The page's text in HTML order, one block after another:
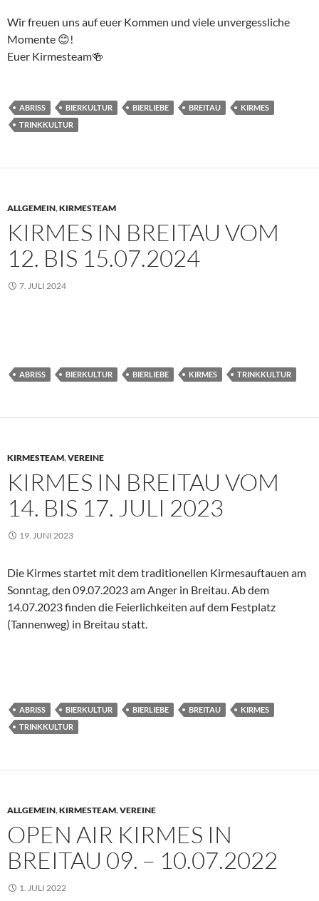
Wir freuen uns auf euer Kommen und viele unvergessliche
Momente 😊!
Euer Kirmesteam🍻
ABRISS BIERKULTUR BIERLIEBE BREITAU
KIRMES
TRINKKULTUR
ALLGEMEIN,KIRMESTEAM
KIRMES IN BREITAU VOM
12. BIS 15.07.2024
7. JULI 2024
ABRISS BIERKULTUR BIERLIEBE KIRMES TRINKKULTUR
KIRMESTEAM,VEREINE
KIRMES IN BREITAU VOM
14. BIS 17. JULI 2023
19. JUNI 2023
Die Kirmes startet mit dem traditionellen Kirmesauftauen am
Sonntag, den 09.07.2023 am Anger in Breitau. Ab dem
14.07.2023 finden die Feierlichkeiten auf dem Festplatz
(Tannenweg) in Breitau statt.
ABRISS BIERKULTUR BIERLIEBE BREITAU
KIRMES
TRINKKULTUR
ALLGEMEIN,KIRMESTEAM,VEREINE
OPEN AIR KIRMES IN
BREITAU 09. – 10.07.2022
1. JULI 2022